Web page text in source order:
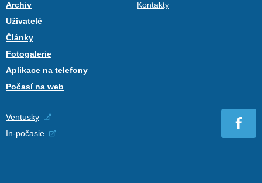
Archiv
Uživatelé
Články
Fotogalerie
Aplikace na telefony
Počasí na web
Kontakty
Ventusky
In-počasie